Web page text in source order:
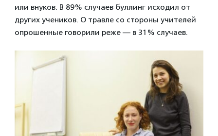
или внуков. В 89% случаев буллинг исходил от
других учеников. О травле со стороны учителей
опрошенные говорили реже — в 31% случаев.